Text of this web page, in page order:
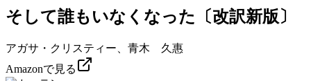
そして誰もいなくなった〔改訳新版〕
アガサ・クリスティー、青木 久惠
Amazonで見る